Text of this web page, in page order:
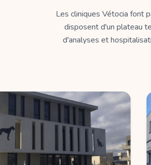
Les cliniques Vétocia font
disposent d'un plateau
d'analyses et